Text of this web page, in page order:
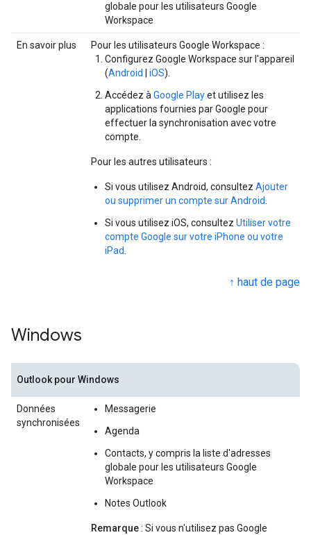
globale pour les utilisateurs Google
Workspace
En savoir plus
Pour les utilisateurs Google Workspace :
Configurez Google Workspace sur l'appareil
(Android iOS).
Accédez à Google Playet utilisez les
applications fournies par Google pour
effectuer la synchronisation avec votre
compte.
Pour les autres utilisateurs :
Si vous utilisez Android, consultez Ajouter
ou supprimer un compte sur Android
Si vous utilisez iOS, consultez Utiliser votre
compte Google sur votre iPhone ou votre
iPad
↑ haut de page
Windows
Outlook pour Windows
Données
synchronisées
Messagerie
Agenda
Contacts, y compris la liste d'adresses
globale pour les utilisateurs Google
Workspace
Notes Outlook
Remarque: Si vous n'utilisez pas Google